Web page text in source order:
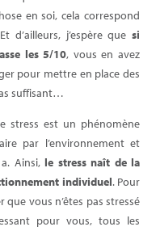
en soi, cela correspond
d’ailleurs, j’espère que si
les 5/10, vous en avez
pour mettre en place des
suffisant…
stress est un phénomène
par l’environnement et
Ainsi,le stress naît de la
individuel. Pour
vous n’êtes pas stressé
pour vous, tous les